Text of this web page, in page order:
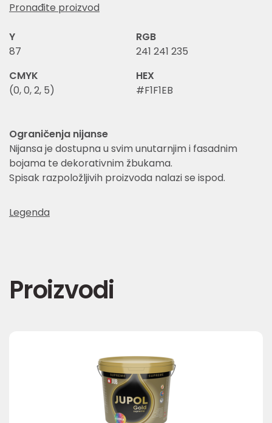
Pronađite proizvod
Y
87
RGB
241 241 235
CMYK
(0, 0, 2, 5)
HEX
#F1F1EB
Ograničenja nijanse
Nijansa je dostupna u svim unutarnjim i fasadnim
bojama te dekorativnim žbukama.
Spisak razpoložljivih proizvoda nalazi se ispod.
Legenda
Proizvodi